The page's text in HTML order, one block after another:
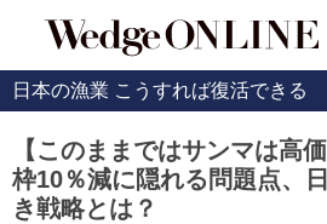
日本の漁業 こうすれば復活できる
【このままではサンマは高
枠10％減に隠れる問題点、
き戦略とは？